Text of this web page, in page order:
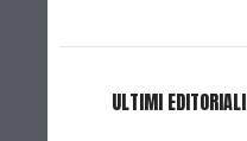
ULTIMI EDITORIALI